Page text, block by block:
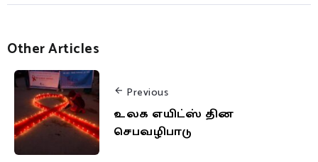
Other Articles
Previous
உலக எயிட்ஸ் தின
செபவழிபாடு